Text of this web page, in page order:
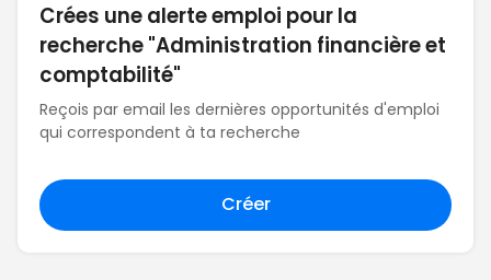
Crées une alerte emploi pour la
recherche "Administration financière et
comptabilité"
Reçois par email les dernières opportunités d'emploi
qui correspondent à ta recherche
Créer